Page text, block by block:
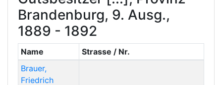
Brandenburg, 9. Ausg.,
1889 - 1892
Name
Strasse / Nr.
Brauer,
Friedrich